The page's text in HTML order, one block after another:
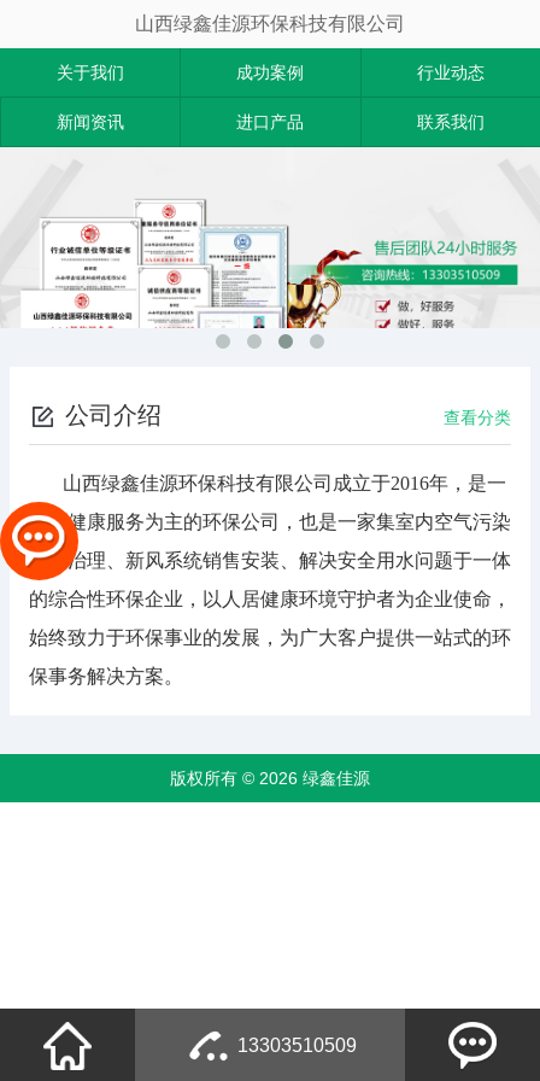
山西绿鑫佳源环保科技有限公司
关于我们 成功案例 行业动态
新闻资讯 进口产品 联系我们
公司介绍 查看分类
山西绿鑫佳源环保科技有限公司成立于2016年，是一
家以健康服务为主的环保公司，也是一家集室内空气污染
检测治理、新风系统销售安装、解决安全用水问题于一体
的综合性环保企业，以人居健康环境守护者为企业使命，
始终致力于环保事业的发展，为广大客户提供一站式的环
保事务解决方案。
版权所有 © 2026 绿鑫佳源
13303510509